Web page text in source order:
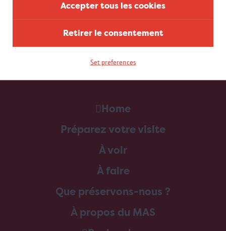
Accepter tous les cookies
Retirer le consentement
Set preferences
Home
Préparez votre visite
À voir
À faire
Que préservons-nous ?
À propos du MAS